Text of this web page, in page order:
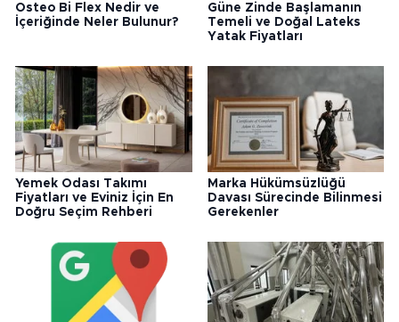
Osteo Bi Flex Nedir ve
İçeriğinde Neler Bulunur?
Güne Zinde Başlamanın
Temeli ve Doğal Lateks
Yatak Fiyatları
Yemek Odası Takımı
Fiyatları ve Eviniz İçin En
Doğru Seçim Rehberi
Marka Hükümsüzlüğü
Davası Sürecinde Bilinmesi
Gerekenler